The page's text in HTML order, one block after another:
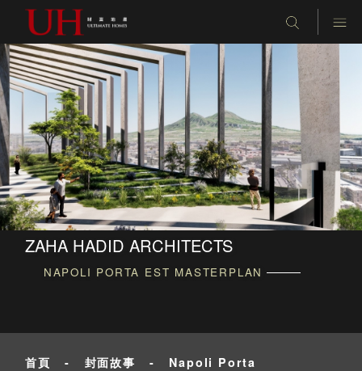
ZAHA HADID ARCHITECTS
NAPOLI PORTA EST MASTERPLAN
首頁 - 封面故事 - Napoli Porta